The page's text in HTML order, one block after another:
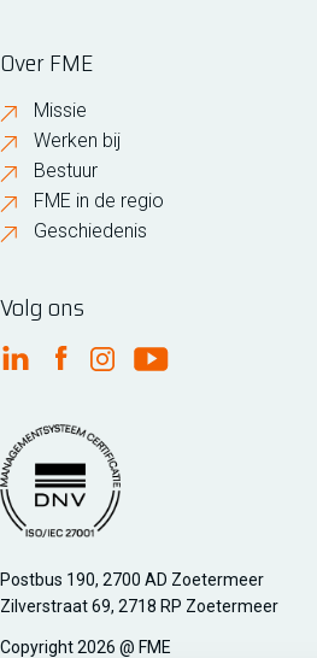
Over FME
Missie
Werken bij
Bestuur
FME in de regio
Geschiedenis
Volg ons
FME Linkedin
FME Facebook
FME Instagram
FME Youtube
Managementsyteem certificatie
Postbus 190, 2700 AD Zoetermeer
Zilverstraat 69, 2718 RP Zoetermeer
Copyright 2026 @ FME